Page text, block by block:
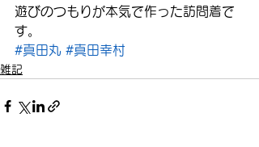
遊びのつもりが本気で作った訪問着で
す。
#真田丸 #真田幸村
雑記